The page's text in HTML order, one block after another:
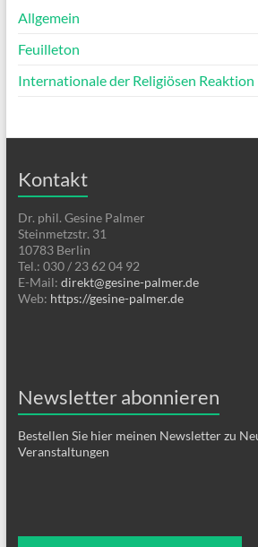
Allgemein
Feuilleton
Internationale der Religiösen Reaktion
Kontakt
Dr. phil. Gesine Palmer
Steinmetzstr. 31
10783 Berlin
Tel.: 030 / 23 62 04 92
E-Mail: direkt@gesine-palmer.de
Web: https://gesine-palmer.de
Newsletter abonnieren
Bestellen Sie hier meinen Newsletter zu
Veranstaltungen